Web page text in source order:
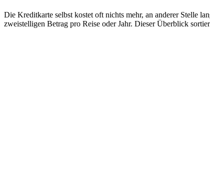
Die Kreditkarte selbst kostet oft nichts mehr, an anderer Stelle
zweistelligen Betrag pro Reise oder Jahr. Dieser Überblick